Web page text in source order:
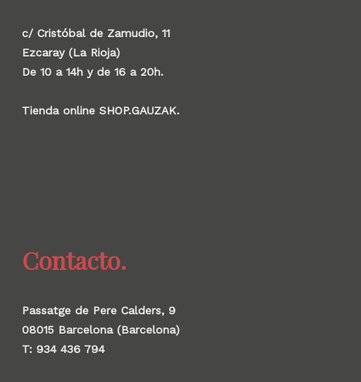
c/ Cristóbal de Zamudio, 11
Ezcaray (La Rioja)
De 10 a 14h y de 16 a 20h.
Tienda online SHOP.GAUZAK.
Contacto.
Passatge de Pere Calders, 9
08015 Barcelona (Barcelona)
T: 934 436 794